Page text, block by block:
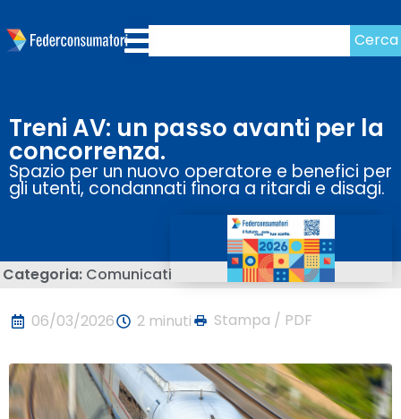
Cerca
Treni AV: un passo avanti per la
concorrenza.
Spazio per un nuovo operatore e benefici per
gli utenti, condannati finora a ritardi e disagi.
Categoria: Comunicati
06/03/2026 2 minuti Stampa / PDF